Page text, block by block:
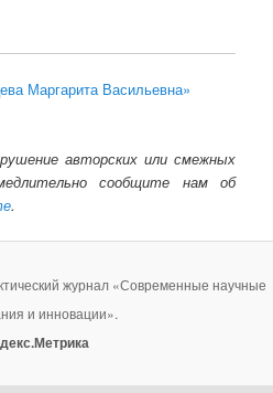
Маргарита Васильевна»
авторских или смежных
сообщите нам об
.
журнал «Современные научные
и инновации».